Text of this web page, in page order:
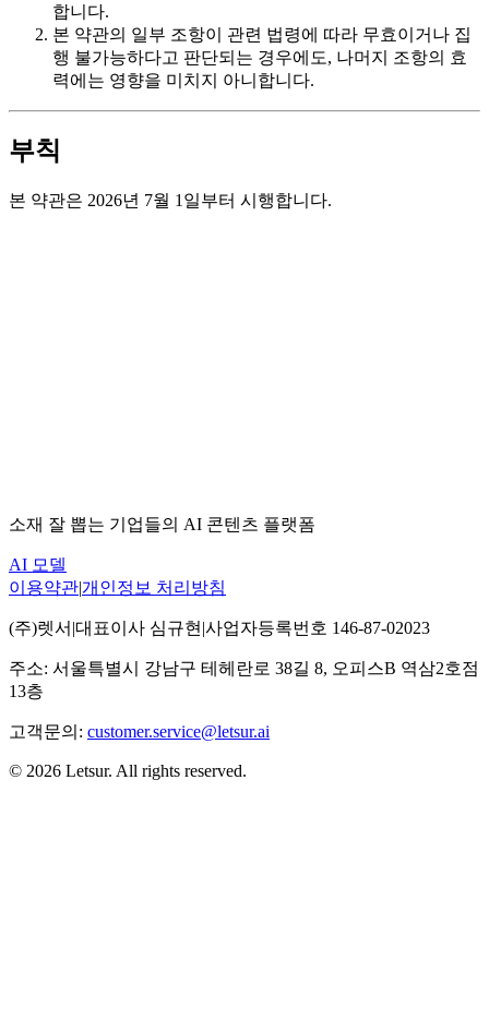
합니다.
본 약관의 일부 조항이 관련 법령에 따라 무효이거나 집
행 불가능하다고 판단되는 경우에도, 나머지 조항의 효
력에는 영향을 미치지 아니합니다.
부칙
본 약관은 2026년 7월 1일부터 시행합니다.
소재 잘 뽑는 기업들의 AI 콘텐츠 플랫폼
AI 모델
이용약관|개인정보 처리방침
(주)렛서 |대표이사 심규현 |사업자등록번호 146-87-02023
주소: 서울특별시 강남구 테헤란로 38길 8, 오피스B 역삼2호점
13층
고객문의: customer.service@letsur.ai
© 2026 Letsur. All rights reserved.